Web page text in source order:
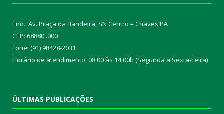
End.: Av. Praça da Bandeira, SN Centro – Chaves PA
CEP: 68880 .000
Fone: (91) 98428-2031
Horário de atendimento: 08:00 às 14:00h (Segunda a Sexta-Feira)
ÚLTIMAS PUBLICAÇÕES